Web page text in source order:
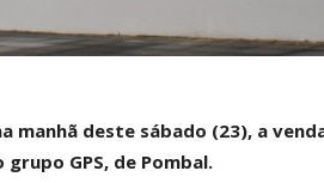
manhã deste sábado (23), a
grupo GPS, de Pombal.